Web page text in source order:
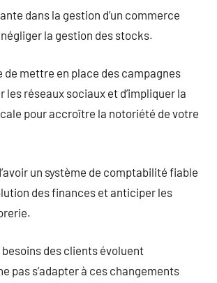
dans la gestion d’un commerce
la gestion des stocks.
de mettre en place des campagnes
les réseaux sociaux et d’impliquer la
pour accroître la notoriété de votre
un système de comptabilité fiable
des finances et anticiper les
des clients évoluent
pas s’adapter à ces changements